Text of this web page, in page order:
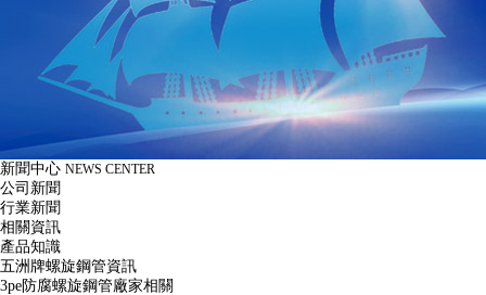
新聞中心 NEWS CENTER
公司新聞
行業新聞
相關資訊
產品知識
五洲牌螺旋鋼管資訊
3pe防腐螺旋鋼管廠家相關